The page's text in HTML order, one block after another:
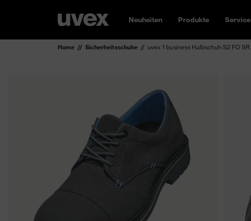
Neuheiten Produkte Service
Home Sicherheitsschuhe uvex 1 business Halbschuh S2 FO SR